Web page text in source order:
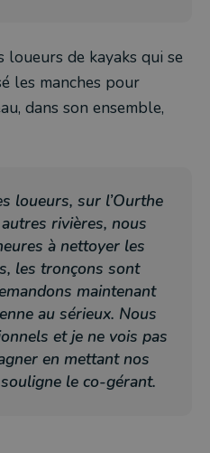
de kayaks qui se
les manches pour
dans son ensemble,
loueurs, sur l’Ourthe
rivières, nous
à nettoyer les
les tronçons sont
maintenant
au sérieux. Nous
et je ne vois pas
en mettant nos
le co-gérant.